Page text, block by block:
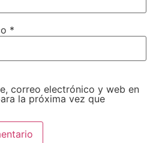
*
correo electrónico y web en
la próxima vez que